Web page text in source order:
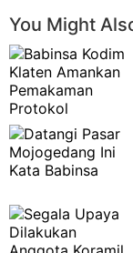
You Might
Karangdowo Klaten
Anggota…
bersama anggota
Patroli…